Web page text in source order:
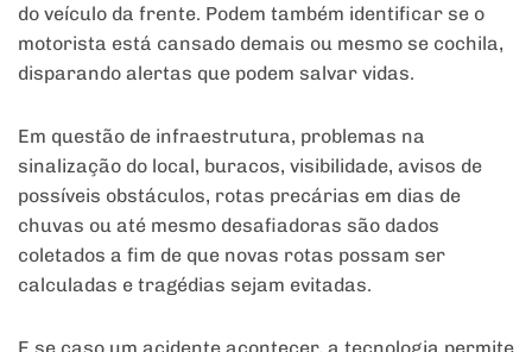
do veículo da frente. Podem também identificar se o
motorista está cansado demais ou mesmo se cochila,
disparando alertas que podem salvar vidas.
Em questão de infraestrutura, problemas na
sinalização do local, buracos, visibilidade, avisos de
possíveis obstáculos, rotas precárias em dias de
chuvas ou até mesmo desafiadoras são dados
coletados a fim de que novas rotas possam ser
calculadas e tragédias sejam evitadas.
E se caso um acidente acontecer, a tecnologia permite